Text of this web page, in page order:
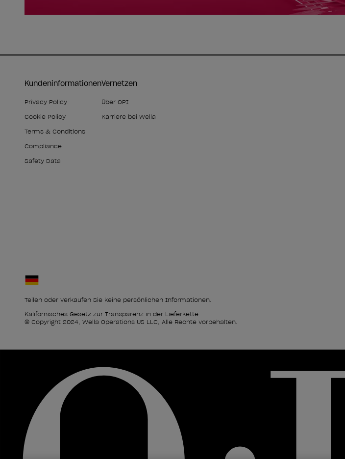
Kundeninformationen
Privacy Policy
Cookie Policy
Terms & Conditions
Compliance
Safety Data
Vernetzen
Über OPI
Karriere bei Wella
Teilen oder verkaufen Sie keine persönlichen Informationen.
Kalifornisches Gesetz zur Transparenz in der Lieferkette
© Copyright 2024, Wella Operations US LLC, Alle Rechte vorbehalten.